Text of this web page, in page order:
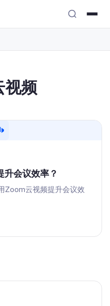
视频
会议效率？
Zoom云视频提升会议效